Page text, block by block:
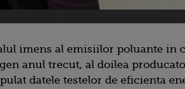
imens al emisiilor poluante in
anul trecut, al doilea
datele testelor de eficienta